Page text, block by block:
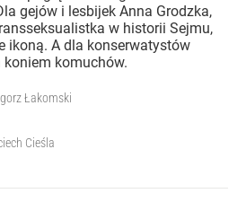
gejów i lesbijek Anna Grodzka,
w historii Sejmu,
ikoną. A dla konserwatystów
komuchów.
Łakomski
Cieśla